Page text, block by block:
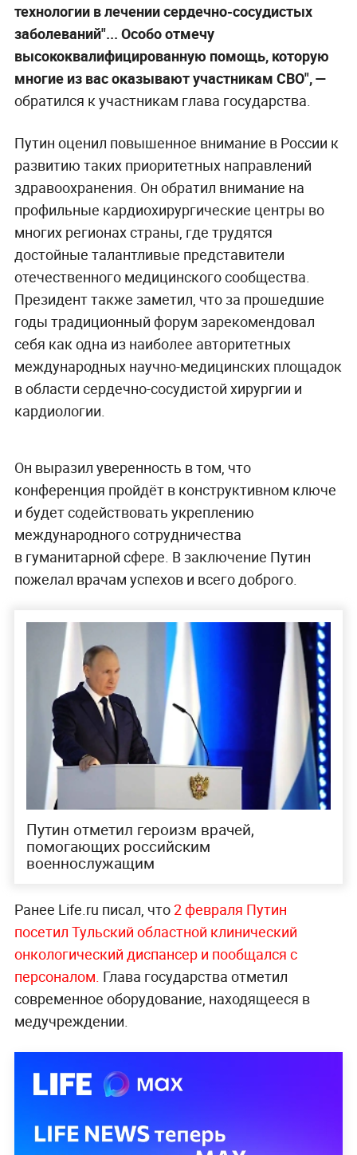
технологии в лечении сердечно-сосудистых
заболеваний"... Особо отмечу
высококвалифицированную помощь, которую
многие из вас оказывают участникам СВО", —
обратился к участникам глава государства.
Путин оценил повышенное внимание в России к
развитию таких приоритетных направлений
здравоохранения. Он обратил внимание на
профильные кардиохирургические центры во
многих регионах страны, где трудятся
достойные талантливые представители
отечественного медицинского сообщества.
Президент также заметил, что за прошедшие
годы традиционный форум зарекомендовал
себя как одна из наиболее авторитетных
международных научно-медицинских площадок
в области сердечно-сосудистой хирургии и
кардиологии.
Он выразил уверенность в том, что
конференция пройдёт в конструктивном ключе
и будет содействовать укреплению
международного сотрудничества
в гуманитарной сфере. В заключение Путин
пожелал врачам успехов и всего доброго.
Путин отметил героизм врачей,
помогающих российским
военнослужащим
Ранее Life.ru писал, что2 февраля Путин
посетил Тульский областной клинический
онкологический диспансер и пообщался с
персоналом. Глава государства отметил
современное оборудование, находящееся в
медучреждении.